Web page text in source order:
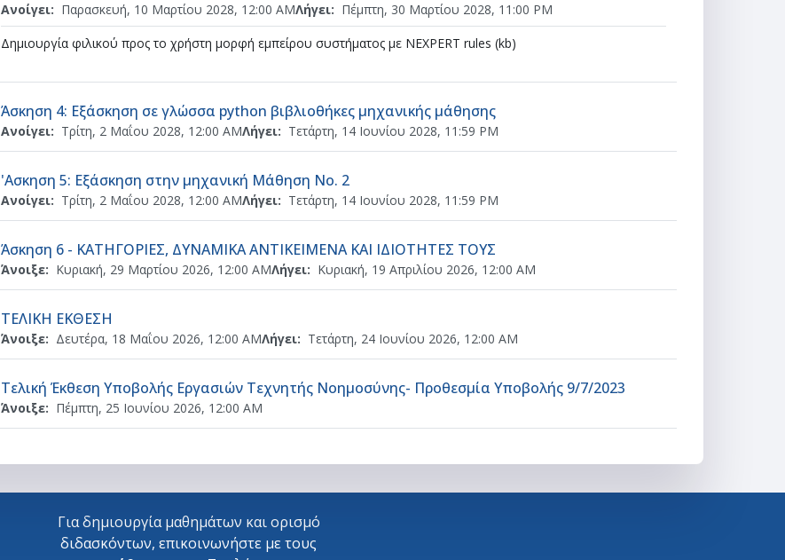
Ανοίγει: Παρασκευή, 10 Μαρτίου 2028, 12:00 AMΛήγει: Πέμπτη, 30 Μαρτίου 2028, 11:00 PM
Δημιουργία φιλικού προς το χρήστη μορφή εμπείρου συστήματος με NEXPERT rules (kb)
Άσκηση 4: Εξάσκηση σε γλώσσα python βιβλιοθήκες μηχανικής μάθησηςΑνάθεση εργασίας
Ανοίγει: Τρίτη, 2 Μαΐου 2028, 12:00 AMΛήγει: Τετάρτη, 14 Ιουνίου 2028, 11:59 PM
'Ασκηση 5: Εξάσκηση στην μηχανική Μάθηση Νο. 2Ανάθεση εργασίας
Ανοίγει: Τρίτη, 2 Μαΐου 2028, 12:00 AMΛήγει: Τετάρτη, 14 Ιουνίου 2028, 11:59 PM
Άσκηση 6 - ΚΑΤΗΓΟΡΙΕΣ, ΔΥΝΑΜΙΚΑ ΑΝΤΙΚΕΙΜΕΝΑ ΚΑΙ ΙΔΙΟΤΗΤΕΣ ΤΟΥΣ
Άνοιξε: Κυριακή, 29 Μαρτίου 2026, 12:00 AMΛήγει: Κυριακή, 19 Απριλίου 2026, 12:00 AM
ΤΕΛΙΚΗ ΕΚΘΕΣΗ
Άνοιξε: Δευτέρα, 18 Μαΐου 2026, 12:00 AMΛήγει: Τετάρτη, 24 Ιουνίου 2026, 12:00 AM
Τελική Έκθεση Υποβολής Εργασιών Τεχνητής Νοημοσύνης- Προθεσμία Υποβολής 9/7/2023
Άνοιξε: Πέμπτη, 25 Ιουνίου 2026, 12:00 AM
Για δημιουργία μαθημάτων και ορισμό
διδασκόντων, επικοινωνήστε με τους